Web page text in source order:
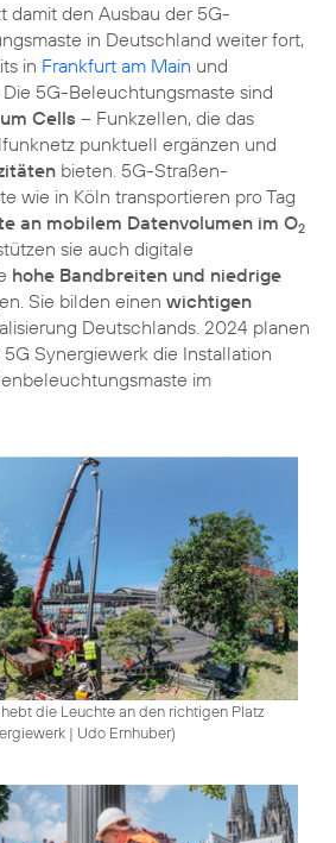
damit den Ausbau der 5G-
in Deutschland weiter fort,
in Frankfurt am Main und
5G-Beleuchtungsmaste sind
Cells – Funkzellen, die das
punktuell ergänzen und
bieten. 5G-Straßen­
wie in Köln transportieren pro Tag
an mobilem Datenvolumen im O2
sie auch digitale
hohe Bandbreiten und niedrige
Sie bilden einen wichtigen
Deutschlands. 2024 planen
Synergiewerk die Installation
im
die Leuchte an den richtigen Platz
| Udo Ernhuber)